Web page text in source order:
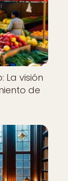
La visión
de